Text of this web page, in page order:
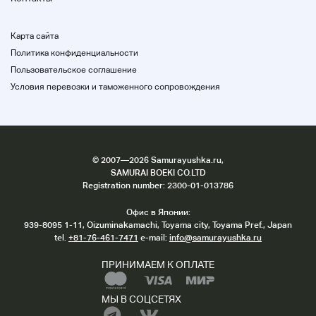
Айчи
платеж
платежМы не можем реагировать на другие
методы доставки.
Мы сожалеем о неудобствах для клиентов из-за
Мы не связываемся с доставкой до и после
Пожалуйста, проверьте размер доставки с
номера отслеживания, чтобы уведомить вас
после доставки.
отделения. Если у вас есть какие-либо вопросы,
пожалуйста, свяжитесь с нами.
Спасибо за понимание.
Карта сайта
Политика конфиденциальности
Пользовательское соглашение
Условия перевозки и таможенного сопровождения
© 2007—2026 Samurayushka.ru,
SAMURAI BOEKI CO.LTD
Registration number: 2300-01-013786
Офис в Японии:
939-8095 1-11, Oizuminakamachi, Toyama city, Toyama Pref., Japan
tel. +81-76-461-7471 e-mail: info@samurayushka.ru
ПРИНИМАЕМ К ОПЛАТЕ
МЫ В СОЦСЕТЯХ